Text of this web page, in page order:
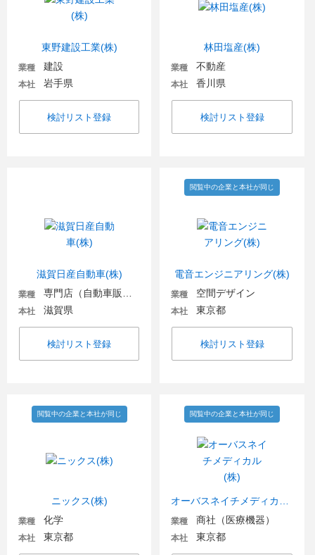
東野建設工業(株)
業種 建設
本社 岩手県
検討リスト登録
林田塩産(株)
業種 不動産
本社 香川県
検討リスト登録
滋賀日産自動車(株)
業種
本社 滋賀県
検討リスト登録
電音エンジニアリング(株)
閲覧中の企業と本社が同じ
業種 空間デザイン
本社 東京都
検討リスト登録
ニックス(株)
閲覧中の企業と本社が同じ
業種 化学
本社 東京都
閲覧中の企業と本社が同じ
業種 商社（医療機器）
本社 東京都